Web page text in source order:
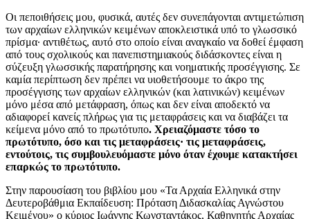
Οι πεποιθήσεις μου, φυσικά, αυτές δεν συνεπάγονται αντιμετώπιση
των αρχαίων ελληνικών κειμένων αποκλειστικά υπό το γλωσσικό
πρίσμα· αντιθέτως, αυτό στο οποίο είναι αναγκαίο να δοθεί έμφαση
από τους σχολικούς και πανεπιστημιακούς διδάσκοντες είναι η
σύζευξη γλωσσικής παρατήρησης και νοηματικής προσέγγισης. Σε
καμία περίπτωση δεν πρέπει να υιοθετήσουμε το άκρο της
προσέγγισης των αρχαίων ελληνικών (και λατινικών) κειμένων
μόνο μέσα από μετάφραση, όπως και δεν είναι αποδεκτό να
αδιαφορεί κανείς πλήρως για τις μεταφράσεις και να διαβάζει τα
κείμενα μόνο από το πρωτότυπο. Χρειαζόμαστε τόσο το
πρωτότυπο, όσο και τις μεταφράσεις· τις μεταφράσεις,
εντούτοις, τις συμβουλευόμαστε μόνο όταν έχουμε κατακτήσει
επαρκώς το πρωτότυπο.
Στην παρουσίαση του βιβλίου μου «Τα Αρχαία Ελληνικά στην
Δευτεροβάθμια Εκπαίδευση: Πρόταση Διδασκαλίας Αγνώστου
Κειμένου» ο κύριος Ιωάννης Κωνσταντάκος, Καθηγητής Αρχαίας